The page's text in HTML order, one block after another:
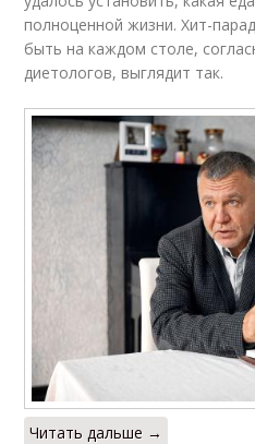
полноценной жизни. Хит-
быть на каждом столе,
диетологов, выглядит так.
Читать дальше →